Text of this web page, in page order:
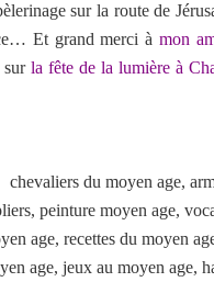
sur la route de
Et grand merci à mon
sur la fête de la lumière à